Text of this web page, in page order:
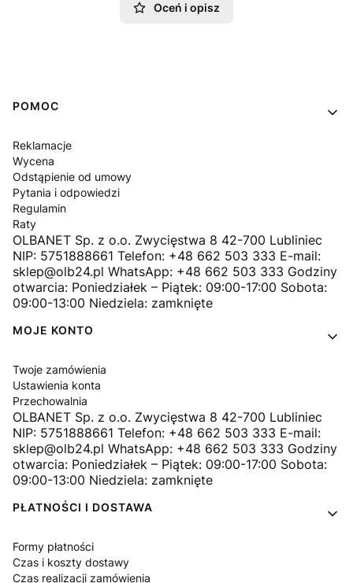
Oceń i opisz
Linki w stopce
POMOC
Reklamacje
Wycena
Odstąpienie od umowy
Pytania i odpowiedzi
Regulamin
Raty
OLBANET Sp. z o.o. Zwycięstwa 8 42-700 Lubliniec
NIP: 5751888661 Telefon: +48 662 503 333 E-mail:
sklep@olb24.pl WhatsApp: +48 662 503 333 Godziny
otwarcia: Poniedziałek – Piątek: 09:00-17:00 Sobota:
09:00-13:00 Niedziela: zamknięte
MOJE KONTO
Twoje zamówienia
Ustawienia konta
Przechowalnia
OLBANET Sp. z o.o. Zwycięstwa 8 42-700 Lubliniec
NIP: 5751888661 Telefon: +48 662 503 333 E-mail:
sklep@olb24.pl WhatsApp: +48 662 503 333 Godziny
otwarcia: Poniedziałek – Piątek: 09:00-17:00 Sobota:
09:00-13:00 Niedziela: zamknięte
PŁATNOŚCI I DOSTAWA
Formy płatności
Czas i koszty dostawy
Czas realizacji zamówienia